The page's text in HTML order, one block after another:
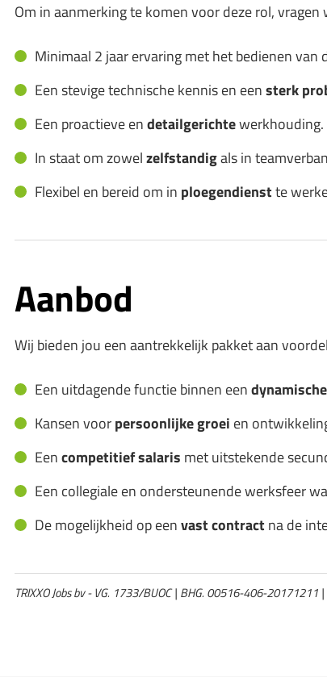
Om in aanmerking te komen voor deze rol, vragen
Minimaal 2 jaar ervaring met het bedienen
Een stevige technische kennis en eensterk
Een proactieve endetailgerichtewerkhouding.
In staat om zowelzelfstandigals in
Flexibel en bereid om in ploegendienstte
Aanbod
Wij bieden jou een aantrekkelijk pakket aan
Een uitdagende functie binnen een
Kansen voorpersoonlijke groei en
Eencompetitief salaris met uitstekende
Een collegiale en ondersteunende werksfeer
De mogelijkheid op eenvast contract na de
TRIXXO Jobs bv - VG. 1733/BUOC | BHG. 00516-406-20171211 |